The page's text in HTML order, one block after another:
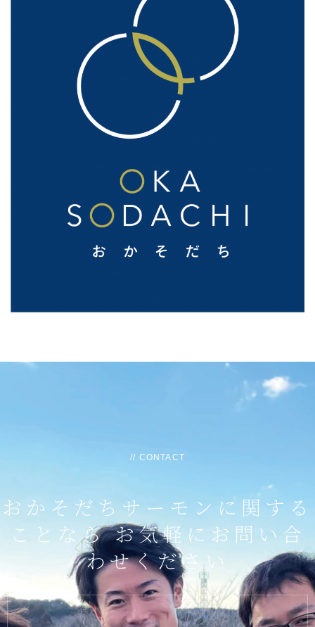
// CONTACT
おかそだちサーモンに関する
ことならお気軽にお問い合
わせください